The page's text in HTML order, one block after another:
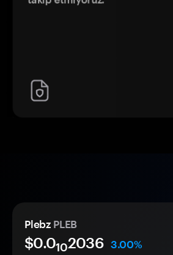
Plebz PLEB
$0.0102036
3.00%